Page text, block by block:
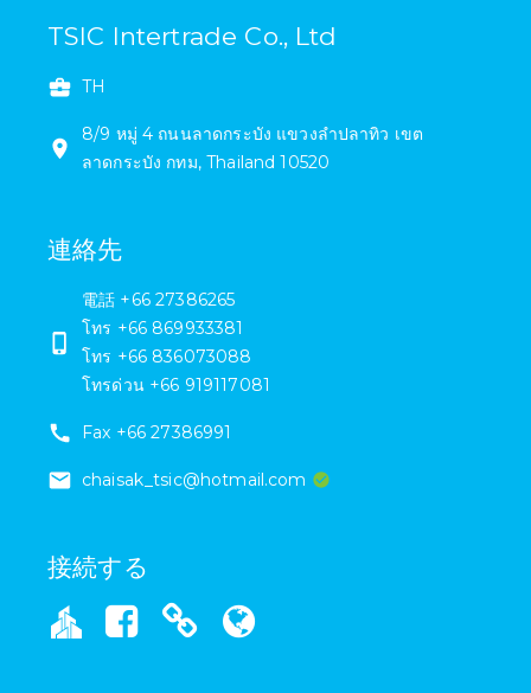
TSIC Intertrade Co., Ltd
TH
8/9 หมู่ 4 ถนนลาดกระบัง แขวงลำปลาทิว เขต
ลาดกระบัง กทม,Thailand 10520
連絡先
電話 +66 27386265
โทร +66 869933381
โทร +66 836073088
โทรด่วน +66 919117081
Fax +66 27386991
chaisak_tsic@hotmail.com
接続する